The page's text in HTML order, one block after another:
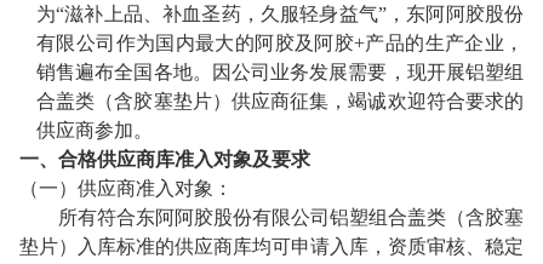
为“滋补上品、补血圣药，久服轻身益气”，东阿阿胶股份
有限公司作为国内最大的阿胶及阿胶+产品的生产企业，
销售遍布全国各地。因公司业务发展需要，现开展铝塑组
合盖类（含胶塞垫片）供应商征集，竭诚欢迎符合要求的
供应商参加。
一、合格供应商库准入对象及要求
（一）供应商准入对象：
所有符合东阿阿胶股份有限公司铝塑组合盖类（含胶塞
垫片）入库标准的供应商库均可申请入库，资质审核、稳定